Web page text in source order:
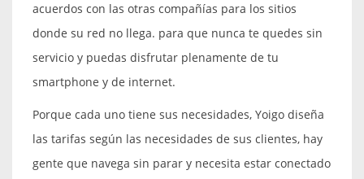
acuerdos con las otras compañías para los sitios
donde su red no llega. para que nunca te quedes sin
servicio y puedas disfrutar plenamente de tu
smartphone y de internet.
Porque cada uno tiene sus necesidades, Yoigo diseña
las tarifas según las necesidades de sus clientes, hay
gente que navega sin parar y necesita estar conectado